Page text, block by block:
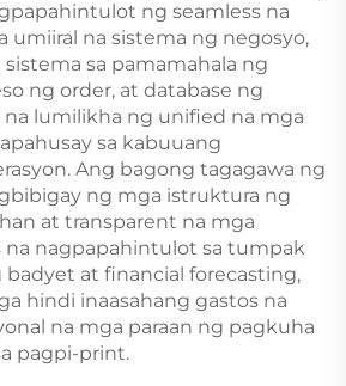
ng seamless na
umiiral na sistema ng negosyo,
sa pamamahala ng
ng order, at database ng
na lumilikha ng unified na mga
sa kabuuang
Ang bagong tagagawa ng
ng mga istruktura ng
at transparent na mga
na nagpapahintulot sa tumpak
badyet at financial forecasting,
hindi inaasahang gastos na
na mga paraan ng pagkuha
pagpi-print.